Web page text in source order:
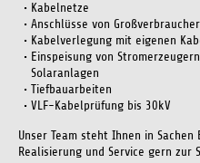
Kabelnetze
Anschlüsse von
Kabelverlegung mit eigenen
Einspeisung von
Solaranlagen
Tiefbauarbeiten
VLF-Kabelprüfung bis 30kV
Unser Team steht Ihnen in
Realisierung und Service gern zur
Funktionen und sind für die
Website erforderlich.
Name:
cookie_consent
Zweck:
Dieser Cookie speichert die